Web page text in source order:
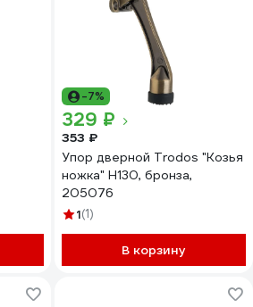
-7%
329 ₽
353 ₽
Упор дверной Trodos "Козья
ножка" Н130, бронза,
205076
1(1)
В корзину